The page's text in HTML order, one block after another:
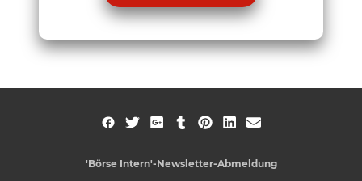
'Börse Intern'-Newsletter-Abmeldung